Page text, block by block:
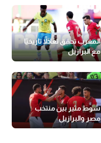
المغرب تحقق تعادلاً تاريخيًا
مع البرازيل
شوط مثير بين منتخب
مصر والبرازيل